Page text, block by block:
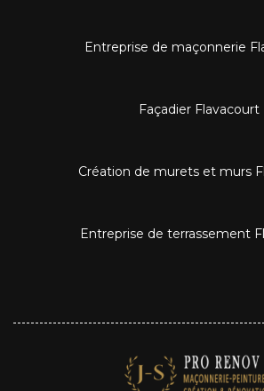
Entreprise de maçonnerie
Façadier Flavacourt
Création de murets et murs
Entreprise de terrassement